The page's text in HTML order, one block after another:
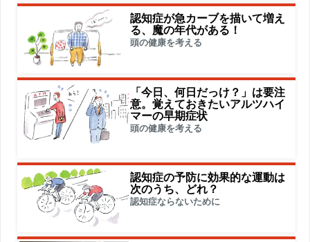
認知症が急カーブを描いて増え
る、魔の年代がある！
頭の健康を考える
「今日、何日だっけ？」は要注
意。覚えておきたいアルツハイ
マーの早期症状
頭の健康を考える
認知症の予防に効果的な運動は
次のうち、どれ？
認知症ならないために